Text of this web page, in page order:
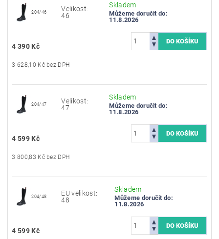
204/46
Velikost:
46
Skladem
Můžeme doručit do:
11.8.2026
4 390 Kč
3 628,10 Kč bez DPH
204/47
Velikost:
47
Skladem
Můžeme doručit do:
11.8.2026
4 599 Kč
3 800,83 Kč bez DPH
204/48
EU velikost:
48
Skladem
Můžeme doručit do:
11.8.2026
4 599 Kč